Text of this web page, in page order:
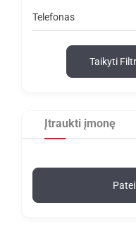
Telefonas
Taikyti
Įtraukti įmonę